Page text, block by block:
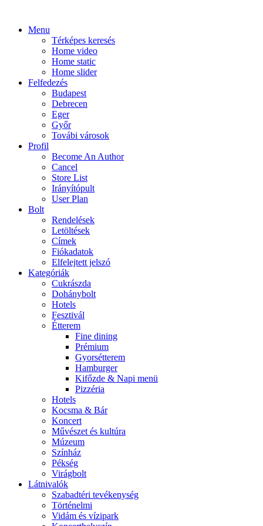
Menu
Térképes keresés
Home video
Home static
Home slider
Felfedezés
Budapest
Debrecen
Eger
Győr
Továbi városok
Profil
Become An Author
Cancel
Store List
Irányítópult
User Plan
Bolt
Rendelések
Letöltések
Címek
Fiókadatok
Elfelejtett jelszó
Kategóriák
Cukrászda
Dohánybolt
Hotels
Fesztivál
Étterem
Fine dining
Prémium
Gyorsétterem
Hamburger
Kifőzde & Napi menü
Pizzéria
Hotels
Kocsma & Bár
Koncert
Művészet és kultúra
Múzeum
Színház
Pékség
Virágbolt
Látnivalók
Szabadtéri tevékenység
Történelmi
Vidám és vízipark